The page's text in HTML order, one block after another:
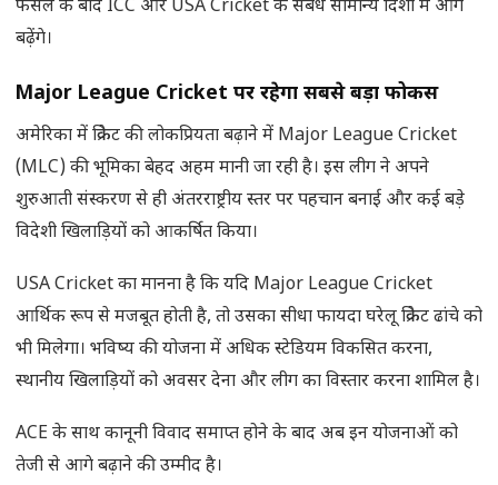
फैसले के बाद ICC और USA Cricket के संबंध सामान्य दिशा में आगे
बढ़ेंगे।
Major League Cricket पर रहेगा सबसे बड़ा फोकस
अमेरिका में क्रिकेट की लोकप्रियता बढ़ाने में Major League Cricket
(MLC) की भूमिका बेहद अहम मानी जा रही है। इस लीग ने अपने
शुरुआती संस्करण से ही अंतरराष्ट्रीय स्तर पर पहचान बनाई और कई बड़े
विदेशी खिलाड़ियों को आकर्षित किया।
USA Cricket का मानना है कि यदि Major League Cricket
आर्थिक रूप से मजबूत होती है, तो उसका सीधा फायदा घरेलू क्रिकेट ढांचे को
भी मिलेगा। भविष्य की योजना में अधिक स्टेडियम विकसित करना,
स्थानीय खिलाड़ियों को अवसर देना और लीग का विस्तार करना शामिल है।
ACE के साथ कानूनी विवाद समाप्त होने के बाद अब इन योजनाओं को
तेजी से आगे बढ़ाने की उम्मीद है।